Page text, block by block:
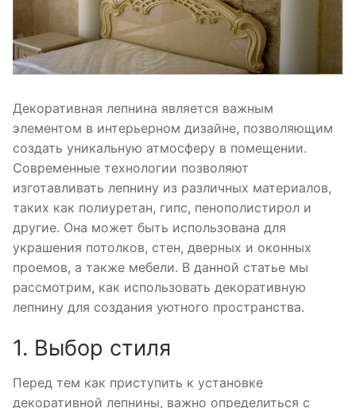
Декоративная лепнина является важным
элементом в интерьерном дизайне, позволяющим
создать уникальную атмосферу в помещении.
Современные технологии позволяют
изготавливать лепнину из различных материалов,
таких как полиуретан, гипс, пенополистирол и
другие. Она может быть использована для
украшения потолков, стен, дверных и оконных
проемов, а также мебели. В данной статье мы
рассмотрим, как использовать декоративную
лепнину для создания уютного пространства.
1. Выбор стиля
Перед тем как приступить к установке
декоративной лепнины, важно определиться с